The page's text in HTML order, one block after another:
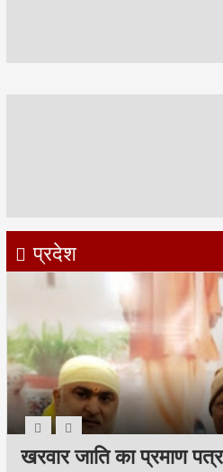
प्रदेश
खरवार जाति का प्रमाण